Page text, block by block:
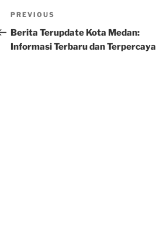
Post
navigation
Previous
Post
PREVIOUS
Berita Terupdate Kota Medan:
Informasi Terbaru dan Terpercaya